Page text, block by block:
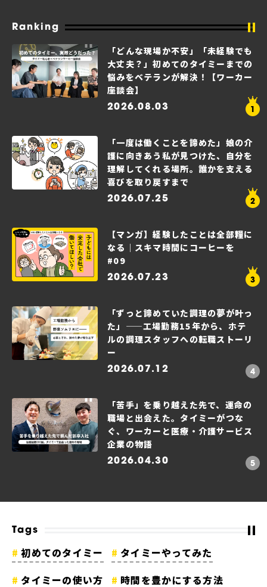
Ranking
「どんな現場か不安」「未経験でも
大丈夫？」初めてのタイミーまでの
悩みをベテランが解決！【ワーカー
座談会】
2026.08.03
「一度は働くことを諦めた」娘の介
護に向きあう私が見つけた、自分を
理解してくれる場所。誰かを支える
喜びを取り戻すまで
2026.07.25
【マンガ】経験したことは全部糧に
なる｜スキマ時間にコーヒーを
#09
2026.07.23
「ずっと諦めていた調理の夢が叶っ
た」——工場勤務15年から、ホテ
ルの調理スタッフへの転職ストーリ
ー
2026.07.12
「苦手」を乗り越えた先で、運命の
職場と出会えた。タイミーがつな
ぐ、ワーカーと医療・介護サービス
企業の物語
2026.04.30
Tags
初めてのタイミー
タイミーやってみた
タイミーの使い方
時間を豊かにする方法